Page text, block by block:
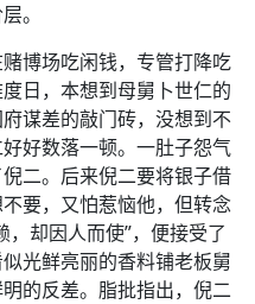
。
博场吃闲钱，专管打降吃
日，本想到母舅卜世仁的
谋差的敲门砖，没想到不
好数落一顿。一肚子怨气
二。后来倪二要将银子借
要，又怕惹恼他，但转念
却因人而使”，便接受了
光鲜亮丽的香料铺老板舅
的反差。脂批指出，倪二